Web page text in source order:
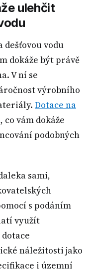
ulehčit
dešťovou vodu
dokáže být právě
V ní se
výrobního
Dotace na
co vám dokáže
podobných
sami,
s podáním
využít
náležitosti jako
i územní